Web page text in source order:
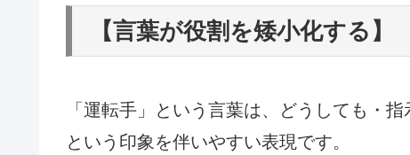
【言葉が役割を矮小化する】
「運転手」という言葉は、どうしても・
という印象を伴いやすい表現です。